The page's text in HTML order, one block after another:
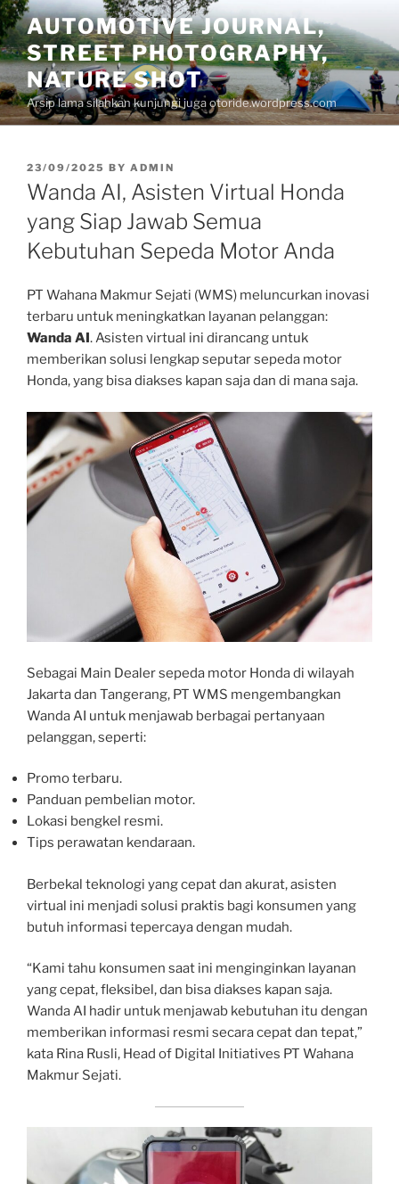
Skip
to
content
AUTOMOTIVE JOURNAL,
STREET PHOTOGRAPHY,
NATURE SHOT
Arsip lama silahkan kunjungi juga otoride.wordpress.com
POSTED
ON
23/09/2025 BY ADMIN
Wanda AI, Asisten Virtual Honda
yang Siap Jawab Semua
Kebutuhan Sepeda Motor Anda
PT Wahana Makmur Sejati (WMS) meluncurkan inovasi
terbaru untuk meningkatkan layanan pelanggan:
Wanda AI. Asisten virtual ini dirancang untuk
memberikan solusi lengkap seputar sepeda motor
Honda, yang bisa diakses kapan saja dan di mana saja.
Sebagai Main Dealer sepeda motor Honda di wilayah
Jakarta dan Tangerang, PT WMS mengembangkan
Wanda AI untuk menjawab berbagai pertanyaan
pelanggan, seperti:
Promo terbaru.
Panduan pembelian motor.
Lokasi bengkel resmi.
Tips perawatan kendaraan.
Berbekal teknologi yang cepat dan akurat, asisten
virtual ini menjadi solusi praktis bagi konsumen yang
butuh informasi tepercaya dengan mudah.
“Kami tahu konsumen saat ini menginginkan layanan
yang cepat, fleksibel, dan bisa diakses kapan saja.
Wanda AI hadir untuk menjawab kebutuhan itu dengan
memberikan informasi resmi secara cepat dan tepat,”
kata Rina Rusli, Head of Digital Initiatives PT Wahana
Makmur Sejati.